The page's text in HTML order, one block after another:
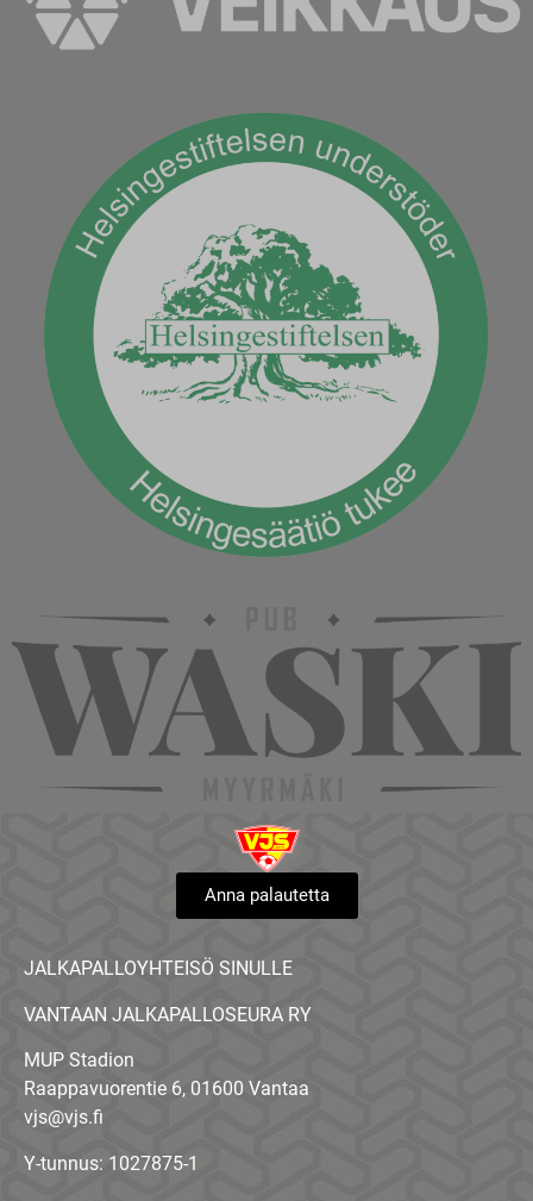
Anna palautetta
JALKAPALLOYHTEISÖ SINULLE
VANTAAN JALKAPALLOSEURA RY
MUP Stadion
Raappavuorentie 6, 01600 Vantaa
vjs@vjs.fi
Y-tunnus: 1027875-1